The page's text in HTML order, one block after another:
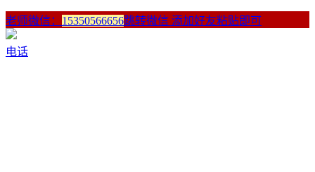
老师微信： 15350566656跳转微信 添加好友粘贴即可
电话